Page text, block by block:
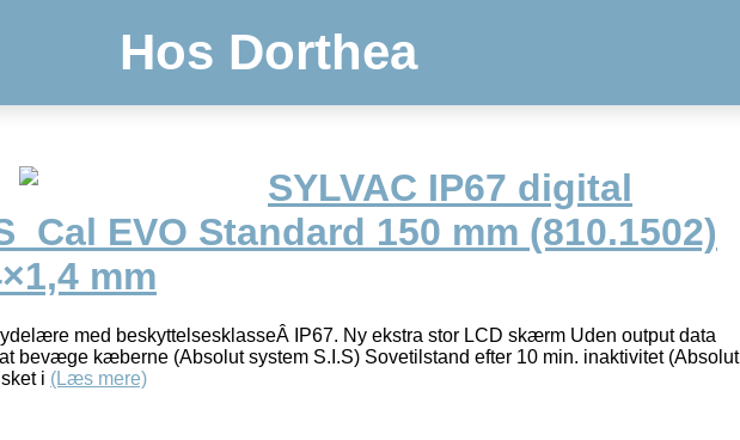
Hos Dorthea
SYLVAC IP67 digital
EVO Standard 150 mm (810.1502)
mm
med beskyttelsesklasseÂ IP67. Ny ekstra stor LCD skærm Uden output data
bevæge kæberne (Absolut system S.I.S) Sovetilstand efter 10 min. inaktivitet (Absolut
i (Læs mere)